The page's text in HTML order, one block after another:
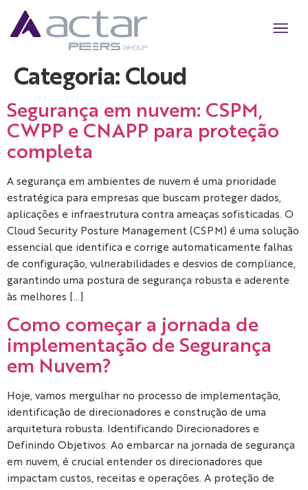
Categoria: Cloud
Segurança em nuvem: CSPM,
CWPP e CNAPP para proteção
completa
A segurança em ambientes de nuvem é uma prioridade
estratégica para empresas que buscam proteger dados,
aplicações e infraestrutura contra ameaças sofisticadas. O
Cloud Security Posture Management (CSPM) é uma solução
essencial que identifica e corrige automaticamente falhas
de configuração, vulnerabilidades e desvios de compliance,
garantindo uma postura de segurança robusta e aderente
às melhores […]
Como começar a jornada de
implementação de Segurança
em Nuvem?
Hoje, vamos mergulhar no processo de implementação,
identificação de direcionadores e construção de uma
arquitetura robusta. Identificando Direcionadores e
Definindo Objetivos: Ao embarcar na jornada de segurança
em nuvem, é crucial entender os direcionadores que
impactam custos, receitas e operações. A proteção de